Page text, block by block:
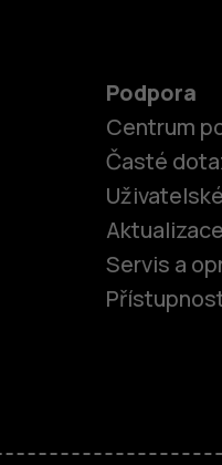
Podpora
Centrum
Časté
Servis a